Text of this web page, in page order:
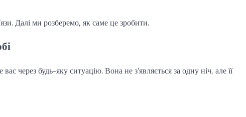
Далі ми розберемо, як саме це зробити.
через будь-яку ситуацію. Вона не з’являється за одну ніч, але її